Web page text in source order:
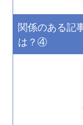
関係のある記
は？④